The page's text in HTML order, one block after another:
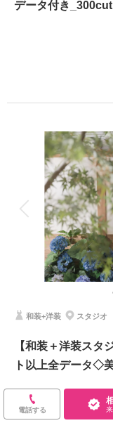
ランです。
相談予約する
来店・オンラ
データ付き_300cut
撮影料
着付け
アルバム
衣装追加
家族と撮影
洋装も和装も撮影できる
洋装も和装もが叶う！！
大満足プランです＾＾
来店・オンラ
和装+洋装 スタジオ
【和装＋洋装ス
ト以上全データ◇
電話する